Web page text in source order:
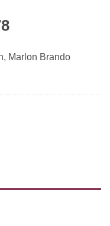
Marlon Brando